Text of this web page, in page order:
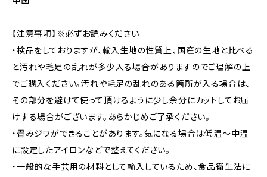
【注意事項】※必ずお読みください
・検品をしておりますが、輸入生地の性質上、国産の生地と比べる
と汚れや毛足の乱れが多少入る場合がありますのでご理解の上
でご購入ください。汚れや毛足の乱れのある箇所が入る場合は、
その部分を避けて使って頂けるように少し余分にカットしてお届
けする場合がございます。あらかじめご了承ください。
・畳みジワができることがあります。気になる場合は低温〜中温
に設定したアイロンなどで整えてください。
・一般的な手芸用の材料として輸入しているため、食品衛生法に